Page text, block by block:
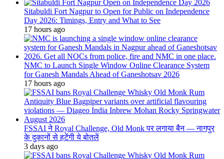
Sitabuldi Fort Nagpur to Open for Public on Independence
Day 2026: Timings, Entry and What to See
17 hours ago
NMC to Launch Single Window Online Clearance System
for Ganesh Mandals Ahead of Ganeshotsav 2026
17 hours ago
FSSAI ने Royal Challenge, Old Monk पर लगाया बैन — नागपुर
के दुकानों से हटेंगी ये बोतलें
3 days ago